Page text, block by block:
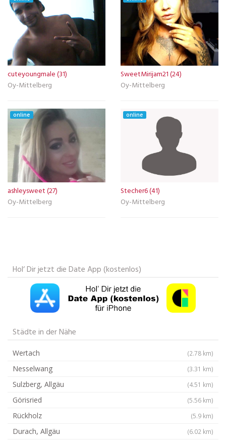
cuteyoungmale (31)
Oy-Mittelberg
SweetMirijam21 (24)
Oy-Mittelberg
online
ashleysweet (27)
Oy-Mittelberg
online
Stecher6 (41)
Oy-Mittelberg
Hol‘ Dir jetzt die Date App (kostenlos)
Städte in der Nähe
Wertach (2.78 km)
Nesselwang (3.31 km)
Sulzberg, Allgäu (4.51 km)
Görisried (5.56 km)
Rückholz (5.9 km)
Durach, Allgäu (6.02 km)